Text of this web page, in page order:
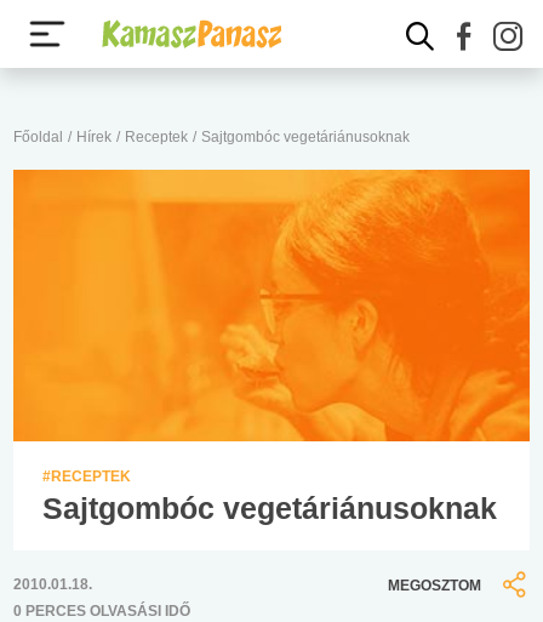
Főoldal / Hírek / Receptek / Sajtgombóc vegetáriánusoknak
#RECEPTEK
Sajtgombóc vegetáriánusoknak
2010.01.18.
0 PERCES OLVASÁSI IDŐ
MEGOSZTOM